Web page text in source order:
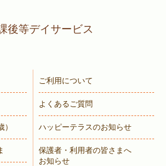
後等デイサービス
）
ご利用について
よくあるご質問
ハッピーテラスのお知らせ
保護者・利用者の皆さまへ
お知らせ